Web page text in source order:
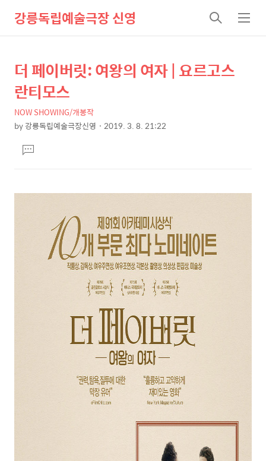
강릉독립예술극장 신영
검
색
메
뉴
상
세
컨
텐
본
제
목
더 페이버릿: 여왕의 여자 | 요르고스
란티모스
NOW SHOWING/개봉작
by강릉독립예술극장신영 2019. 3. 8. 21:22
문댓
글